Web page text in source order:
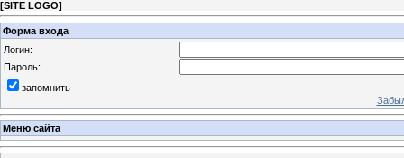
[SITE LOGO]
Форма входа
Логин:
Пароль:
запомнить
Меню сайта